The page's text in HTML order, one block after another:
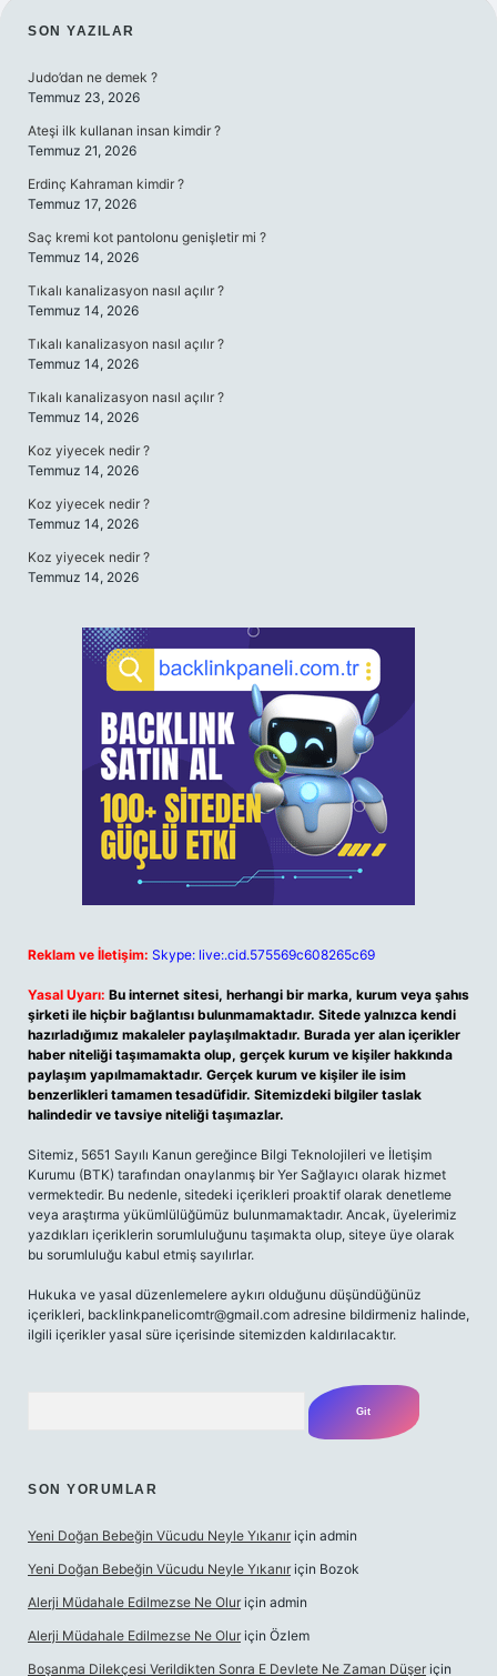
SIDEBAR
SON YAZILAR
Judo’dan ne demek ?
Temmuz 23, 2026
Ateşi ilk kullanan insan kimdir ?
Temmuz 21, 2026
Erdinç Kahraman kimdir ?
Temmuz 17, 2026
Saç kremi kot pantolonu genişletir mi ?
Temmuz 14, 2026
Tıkalı kanalizasyon nasıl açılır ?
Temmuz 14, 2026
Tıkalı kanalizasyon nasıl açılır ?
Temmuz 14, 2026
Tıkalı kanalizasyon nasıl açılır ?
Temmuz 14, 2026
Koz yiyecek nedir ?
Temmuz 14, 2026
Koz yiyecek nedir ?
Temmuz 14, 2026
Koz yiyecek nedir ?
Temmuz 14, 2026
Reklam ve İletişim: Skype: live:.cid.575569c608265c69
Yasal Uyarı: Bu internet sitesi, herhangi bir marka, kurum veya şahıs
şirketi ile hiçbir bağlantısı bulunmamaktadır. Sitede yalnızca kendi
hazırladığımız makaleler paylaşılmaktadır. Burada yer alan içerikler
haber niteliği taşımamakta olup, gerçek kurum ve kişiler hakkında
paylaşım yapılmamaktadır. Gerçek kurum ve kişiler ile isim
benzerlikleri tamamen tesadüfidir. Sitemizdeki bilgiler taslak
halindedir ve tavsiye niteliği taşımazlar.
Sitemiz, 5651 Sayılı Kanun gereğince Bilgi Teknolojileri ve İletişim
Kurumu (BTK) tarafından onaylanmış bir Yer Sağlayıcı olarak hizmet
vermektedir. Bu nedenle, sitedeki içerikleri proaktif olarak denetleme
veya araştırma yükümlülüğümüz bulunmamaktadır. Ancak, üyelerimiz
yazdıkları içeriklerin sorumluluğunu taşımakta olup, siteye üye olarak
bu sorumluluğu kabul etmiş sayılırlar.
Hukuka ve yasal düzenlemelere aykırı olduğunu düşündüğünüz
içerikleri, backlinkpanelicomtr@gmail.com adresine bildirmeniz halinde,
ilgili içerikler yasal süre içerisinde sitemizden kaldırılacaktır.
SON YORUMLAR
Yeni Doğan Bebeğin Vücudu Neyle Yıkanır için admin
Yeni Doğan Bebeğin Vücudu Neyle Yıkanır için Bozok
Alerji Müdahale Edilmezse Ne Olur için admin
Alerji Müdahale Edilmezse Ne Olur için Özlem
Boşanma Dilekçesi Verildikten Sonra E Devlete Ne Zaman Düşer için